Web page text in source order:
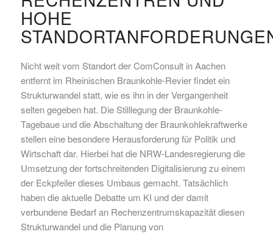
OHE S
TANDORTANFORDERUNGEN
Nicht weit vom Standort der ComConsult in Aachen
entfernt im Rheinischen Braunkohle-Revier findet ein
Strukturwandel statt, wie es ihn in der Vergangenheit
selten gegeben hat. Die Stilllegung der Braunkohle-
Tagebaue und die Abschaltung der Braunkohlekraftwerke
stellen eine besondere Herausforderung für Politik und
Wirtschaft dar. Hierbei hat die NRW-Landesregierung die
Umsetzung der fortschreitenden Digitalisierung zu einem
der Eckpfeiler dieses Umbaus gemacht. Tatsächlich
haben die aktuelle Debatte um KI und der damit
verbundene Bedarf an Rechenzentrumskapazität diesen
Strukturwandel und die Planung von